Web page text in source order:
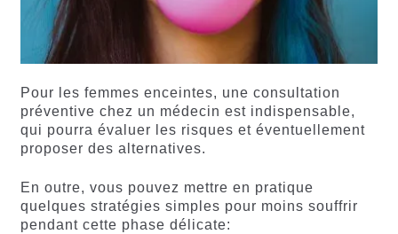
Pour les femmes enceintes, une consultation
préventive chez un médecin est indispensable,
qui pourra évaluer les risques et éventuellement
proposer des alternatives.
En outre, vous pouvez mettre en pratique
quelques stratégies simples pour moins souffrir
pendant cette phase délicate: